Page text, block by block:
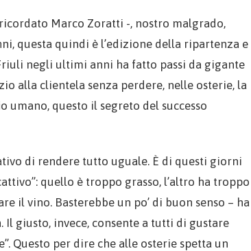
Marco Zoratti -, nostro malgrado,
questa quindi è l’edizione della ripartenza e
negli ultimi anni ha fatto passi da gigante
alla clientela senza perdere, nelle osterie, la
umano, questo il segreto del successo
di rendere tutto uguale. È di questi giorni
quello è troppo grasso, l’altro ha troppo
il vino. Basterebbe un po’ di buon senso – ha
Il giusto, invece, consente a tutti di gustare
Questo per dire che alle osterie spetta un